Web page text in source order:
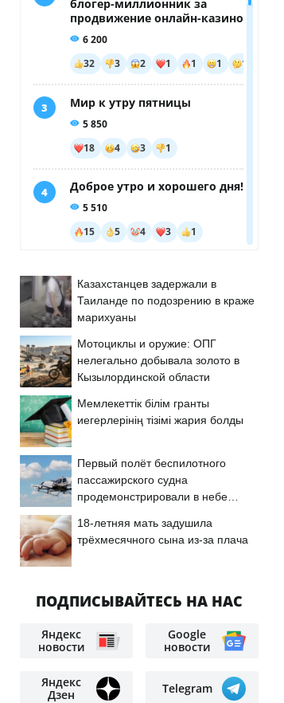
Казахстанцев задержали в
Таиланде по подозрению в краже
марихуаны
Мотоциклы и оружие: ОПГ
нелегально добывала золото в
Кызылординской области
Мемлекеттік білім гранты
иегерлерінің тізімі жария болды
Первый полёт беспилотного
пассажирского судна
продемонстрировали в небе
18-летняя мать задушила
трёхмесячного сына из-за плача
ПОДПИСЫВАЙТЕСЬ НА НАС
Яндекс
новости
Google
новости
Яндекс
Дзен
Telegram